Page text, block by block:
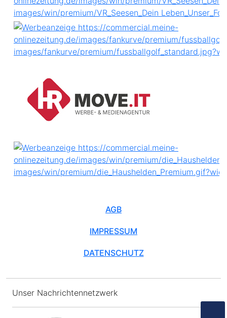
AGB
IMPRESSUM
DATENSCHUTZ
Unser Nachrichtennetzwerk